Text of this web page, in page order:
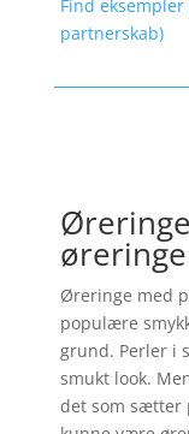
Find
partnerskab)
Øreringe med
populære
grund. Perler i
smukt look.
det som sætter